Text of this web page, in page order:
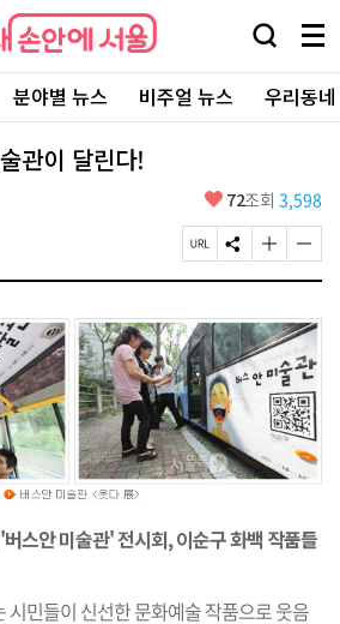
검
창
열
기
메
뉴
전
체
보
분야별 뉴스 비주얼 뉴스 우리동
관이 달린다!
좋
요
72조회 3,598
페
이
U
R
L
복
사
S
N
공
유
하
기
글
자
기
크
게
변
경
하
기
글
자
기
작
게
변
경
하
기
스안 미술관' 전시회, 이순구 화백 작품들
시민들이 신선한 문화예술 작품으로 웃음